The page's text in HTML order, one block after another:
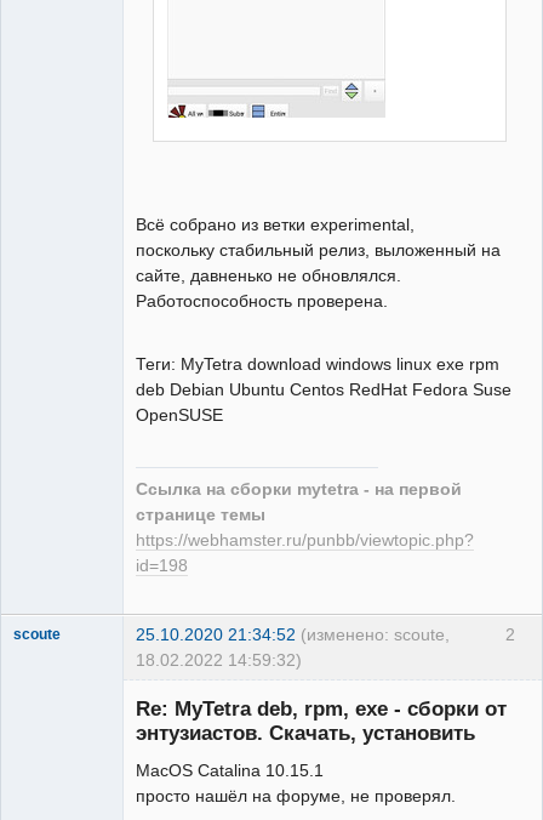
Всё собрано из ветки experimental,
поскольку стабильный релиз, выложенный на
сайте, давненько не обновлялся.
Работоспособность проверена.
Теги: MyTetra download windows linux exe rpm
deb Debian Ubuntu Centos RedHat Fedora Suse
OpenSUSE
Ссылка на сборки mytetra - на первой
странице темы
https://webhamster.ru/punbb/viewtopic.php?
id=198
2
scoute 25.10.2020 21:34:52 (изменено: scoute,
18.02.2022 14:59:32)
Re: MyTetra deb, rpm, exe - сборки от
энтузиастов. Скачать, установить
MacOS Catalina 10.15.1
просто нашёл на форуме, не проверял.